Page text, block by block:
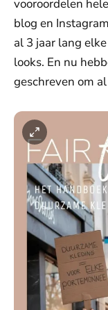
vooroordelen
blog en
al 3 jaar lang
looks. En nu
geschreven om